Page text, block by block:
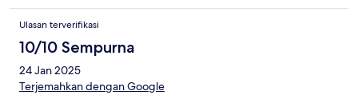
Ulasan terverifikasi
10/10 Sempurna
24 Jan 2025
Terjemahkan dengan Google